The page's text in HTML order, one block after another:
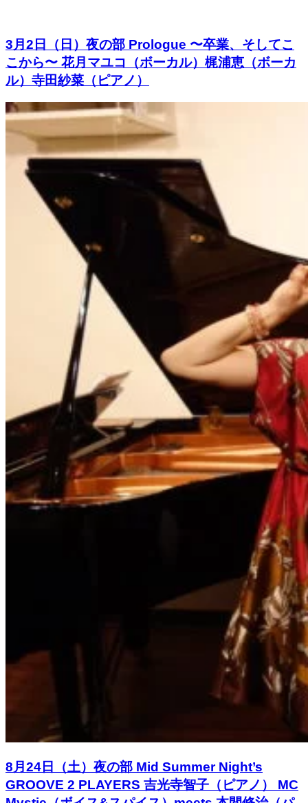
3月2日（日）夜の部 Prologue 〜卒業、そしてこ
こから〜 花月マユコ（ボーカル）梶浦恵（ボーカ
ル）寺田紗菜（ピアノ）
8月24日（土）夜の部 Mid Summer Night’s
GROOVE 2 PLAYERS 吉光寺智子（ピアノ） MC